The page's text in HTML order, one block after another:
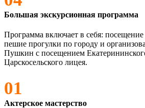
Большая экскурсионная программа
Программа включает в себя:
пешие прогулки по городу и
Пушкин с посещением
Царскосельского лицея.
01
Актерское мастерство